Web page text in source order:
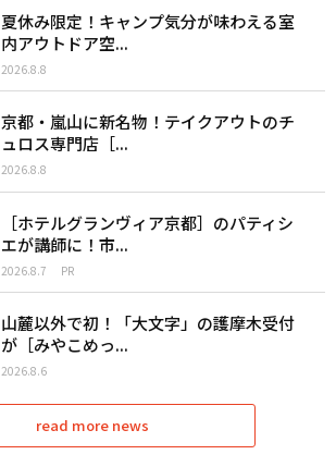
夏休み限定！キャンプ気分が味わえる室
内アウトドア空...
2026.8.8
京都・嵐山に新名物！テイクアウトのチ
ュロス専門店［...
2026.8.8
［ホテルグランヴィア京都］のパティシ
エが講師に！市...
2026.8.7 PR
山麓以外で初！「大文字」の護摩木受付
が［みやこめっ...
2026.8.6
read more news